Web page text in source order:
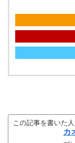
この記事を書いた人
カ